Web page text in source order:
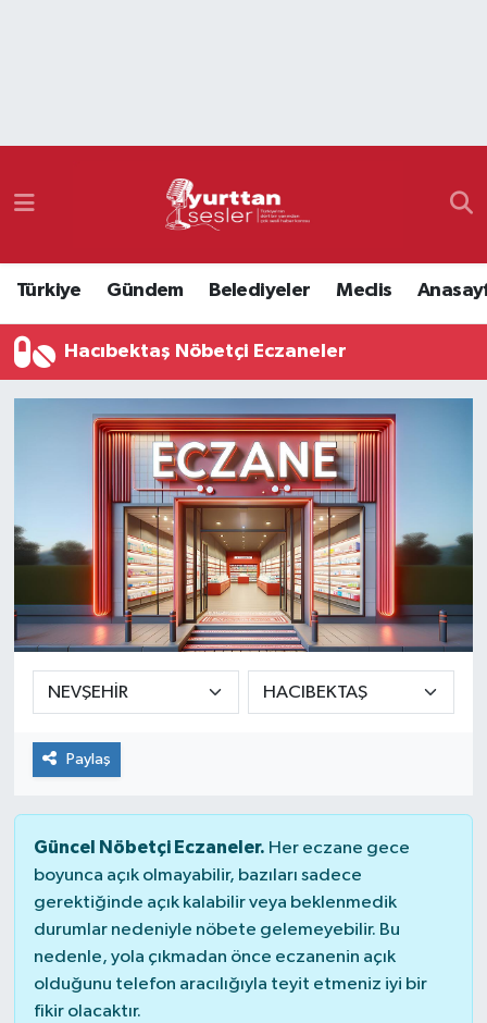
Türkiye Gündem Belediyeler Meclis
Hacıbektaş Nöbetçi Eczaneler
Paylaş
Güncel Nöbetçi Eczaneler. Her eczane gece
boyunca açık olmayabilir, bazıları sadece
gerektiğinde açık kalabilir veya beklenmedik
durumlar nedeniyle nöbete gelemeyebilir. Bu
nedenle, yola çıkmadan önce eczanenin açık
olduğunu telefon aracılığıyla teyit etmeniz iyi bir
fikir olacaktır.
Namaz Vakitleri
Süper Lig Puan Durumu ve Fikstür
Tüm Manşetler
Son Dakika Haberleri
Haber Arşivi